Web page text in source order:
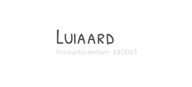
Luiaard
Productnummer: 180003